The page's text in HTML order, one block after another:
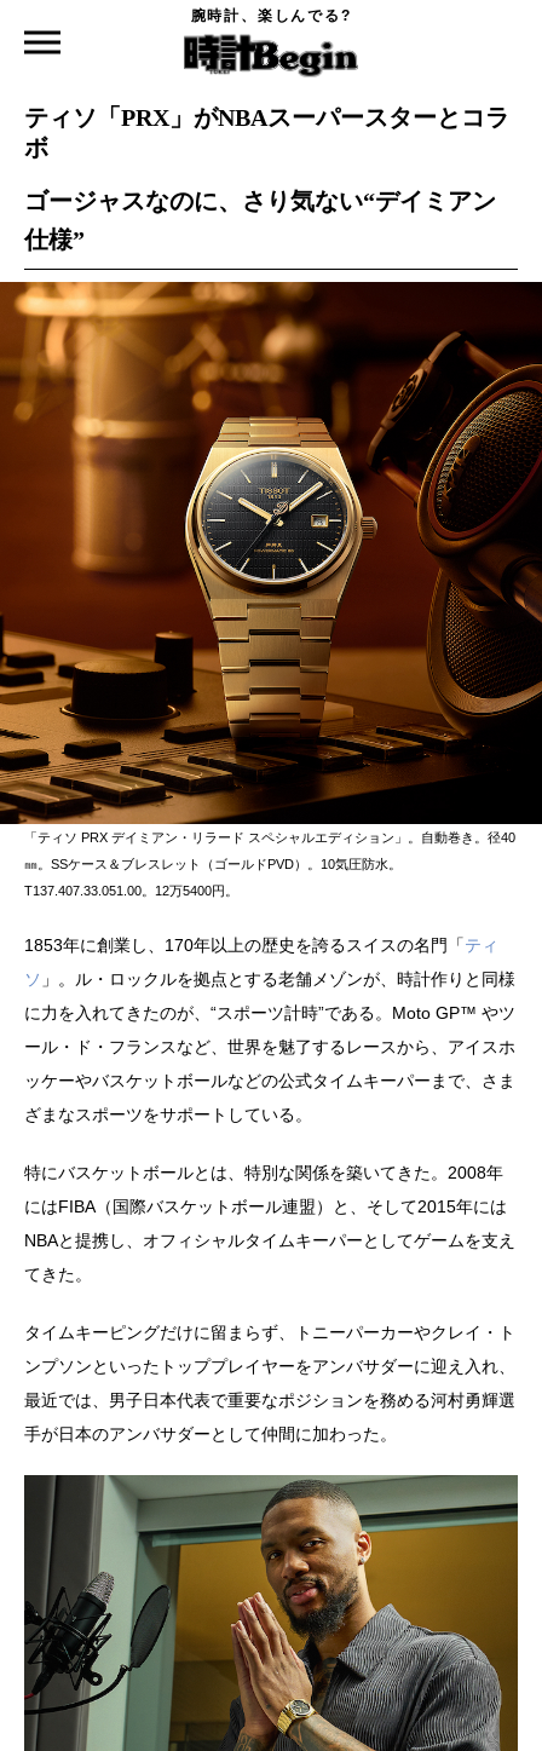
腕時計、楽しんでる?
ティソ「PRX」がNBAスーパースターとコラボ
ティソ「PRX」がNBAスーパースターとコラ
ボ
ゴージャスなのに、さり気ない“デイミアン
仕様”
「ティソ PRX デイミアン・リラード スペシャルエディション」。自動巻き。径40
㎜。SSケース＆ブレスレット（ゴールドPVD）。10気圧防水。
T137.407.33.051.00。12万5400円。
1853年に創業し、170年以上の歴史を誇るスイスの名門「ティ
ソ 」。ル・ロックルを拠点とする老舗メゾンが、時計作りと同様
に力を入れてきたのが、“スポーツ計時”である。Moto GP™️ やツ
ール・ド・フランスなど、世界を魅了するレースから、アイスホ
ッケーやバスケットボールなどの公式タイムキーパーまで、さま
ざまなスポーツをサポートしている。
特にバスケットボールとは、特別な関係を築いてきた。2008年
にはFIBA（国際バスケットボール連盟）と、そして2015年には
NBAと提携し、オフィシャルタイムキーパーとしてゲームを支え
てきた。
タイムキーピングだけに留まらず、トニーパーカーやクレイ・ト
ンプソンといったトッププレイヤーをアンバサダーに迎え入れ、
最近では、男子日本代表で重要なポジションを務める河村勇輝選
手が日本のアンバサダーとして仲間に加わった。